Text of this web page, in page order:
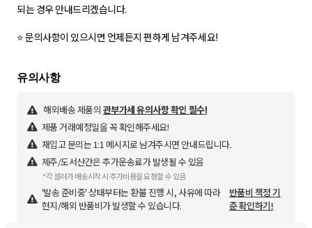
되는 경우 안내드리겠습니다.
⭐️ 문의사항이 있으시면 언제든지 편하게 남겨주세요!
유의사항
해외배송 제품의 관부가세 유의사항 확인 필수!
제품 거래예정일을 꼭 확인해주세요!
재입고 문의는 1:1 메시지로 남겨주시면 안내드립니다.
제주/도서산간은 추가운송료가 발생될 수 있음
*각 셀러가 배송시작 시 추가비용을 요청할 수 있음
'발송 준비중' 상태부터는 환불 진행 시, 사유에 따라
현지/해외 반품비가 발생할 수 있습니다.
반품비 책정 기
준 확인하기!